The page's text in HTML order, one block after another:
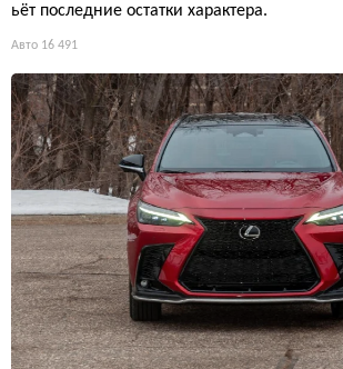
ьёт последние остатки характера.
Авто 16 491